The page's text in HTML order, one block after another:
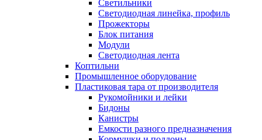
Светильники
Светодиодная линейка, профиль
Прожекторы
Блок питания
Модули
Светодиодная лента
Коптильни
Промышленное оборудование
Пластиковая тара от производителя
Рукомойники и лейки
Бидоны
Канистры
Емкости разного предназначения